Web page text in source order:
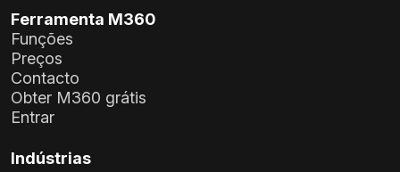
Ferramenta M360
Funções
Preços
Contacto
Obter M360 grátis
Entrar
Indústrias